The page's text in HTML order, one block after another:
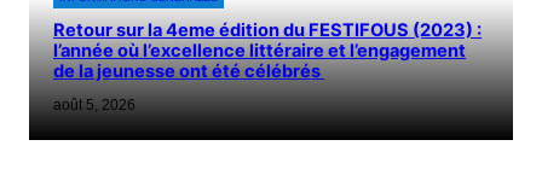
Retour sur la 4eme édition du FESTIFOUS (2023) :
l’année où l’excellence littéraire et l’engagement
de la jeunesse ont été célébrés
août 5, 2026